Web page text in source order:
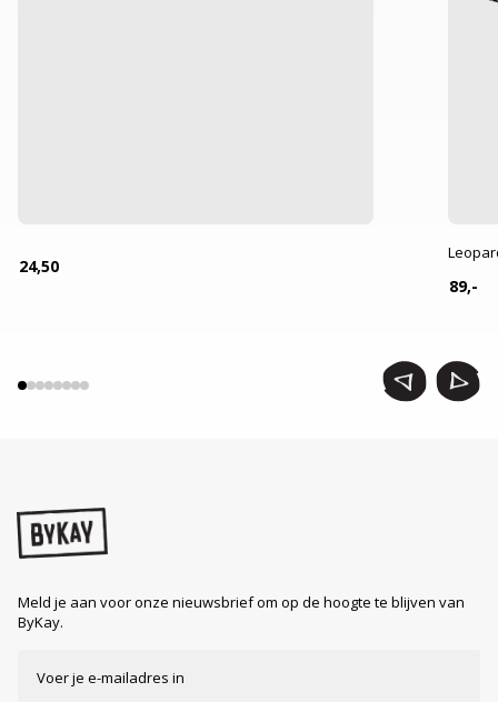
24,50
89,-
Meld je aan voor onze nieuwsbrief om op de hoogte te blijven van
ByKay.